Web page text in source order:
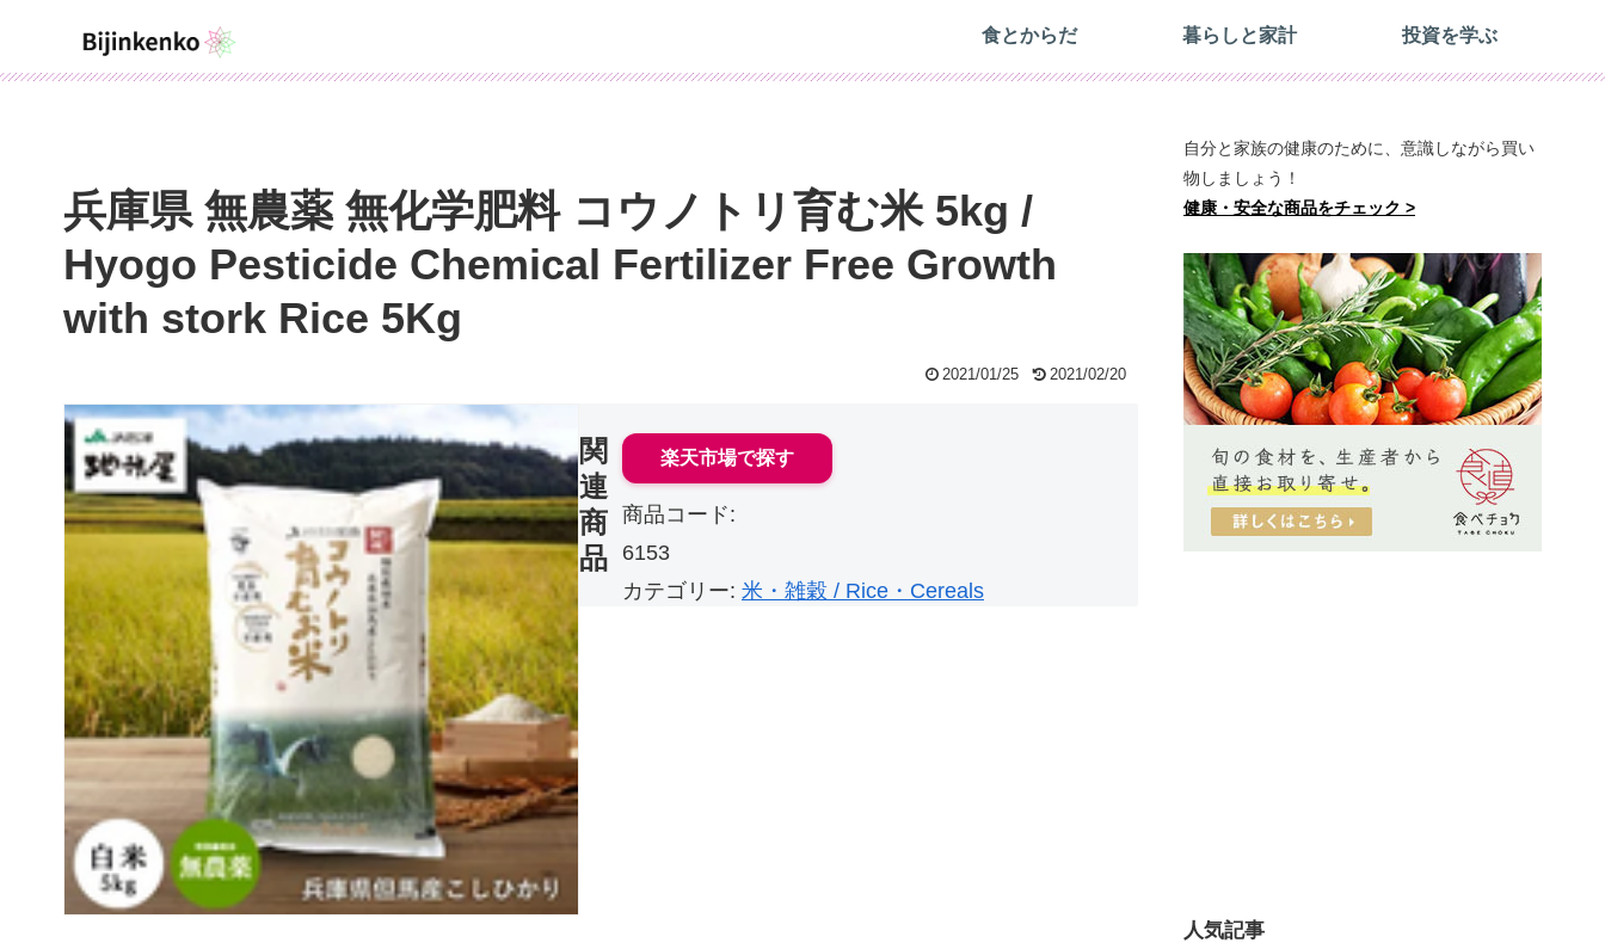
食とからだ 暮らしと家計 投資を学ぶ
兵庫県 無農薬 無化学肥料 コウノトリ育む米 5kg /
Hyogo Pesticide Chemical Fertilizer Free Growth
with stork Rice 5Kg
2021/01/25 2021/02/20
楽天市場で探す
商品コード:
6153
カテゴリー: 米・雑穀 / Rice・Cereals
関
連
商
品
自分と家族の健康のために、意識しながら買い
物しましょう！
健康・安全な商品をチェック >
人気記事